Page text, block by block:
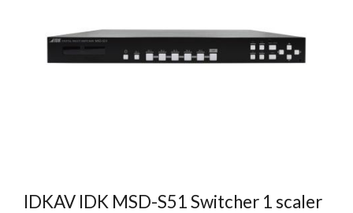
IDKAV IDK MSD-S51 Switcher 1 scaler